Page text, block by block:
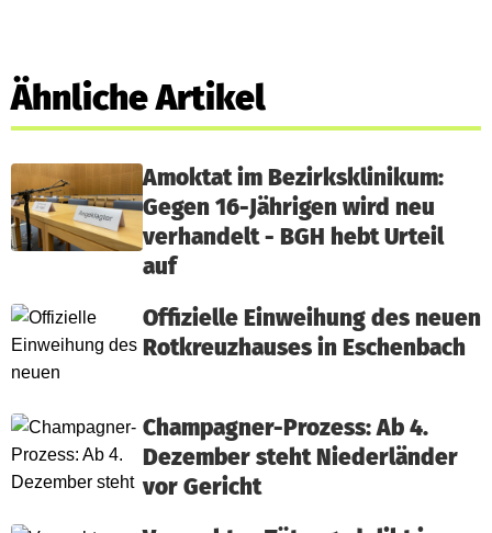
Ähnliche Artikel
Amoktat im Bezirksklinikum:
Gegen 16-Jährigen wird neu
verhandelt - BGH hebt Urteil
auf
Offizielle Einweihung des neuen
Rotkreuzhauses in Eschenbach
Champagner-Prozess: Ab 4.
Dezember steht Niederländer
vor Gericht